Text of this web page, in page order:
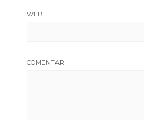
WEB
COMENTAR